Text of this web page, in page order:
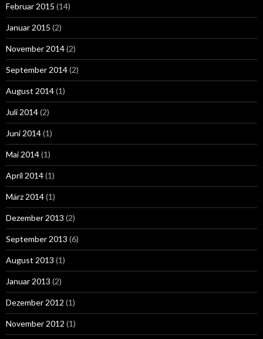
Februar 2015 (14)
Januar 2015 (2)
November 2014(2)
September 2014(2)
August 2014(1)
Juli 2014(2)
Juni 2014(1)
Mai 2014(1)
April 2014(1)
März 2014(1)
Dezember 2013 (2)
September 2013 (6)
August 2013 (1)
Januar 2013 (2)
Dezember 2012 (1)
November 2012 (1)